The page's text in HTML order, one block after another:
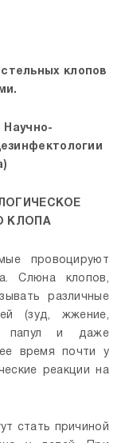
клопов
Научно-
КЛОПА
провоцируют
Слюна клопов,
различные
(зуд, жжение,
папул и даже
время почти у
реакции на
стать причиной